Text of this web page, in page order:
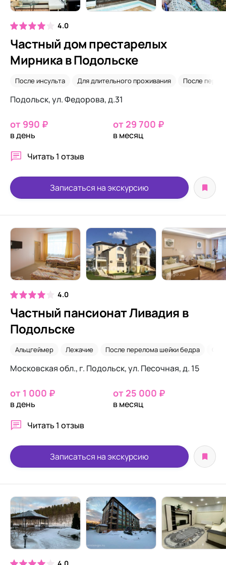
4.0
Частный дом престарелых
Мирника в Подольске
После инсульта Для длительного проживания После
Подольск, ул. Федорова, д.31
от 990 ₽
в день
от 29 700 ₽
в месяц
Читать 1 отзыв
Записаться на экскурсию
4.0
Частный пансионат Ливадия в
Подольске
Альцгеймер Лежачие После перелома шейки бедра
Московская обл., г. Подольск, ул. Песочная, д. 15
от 1 000 ₽
в день
от 25 000 ₽
в месяц
Читать 1 отзыв
Записаться на экскурсию